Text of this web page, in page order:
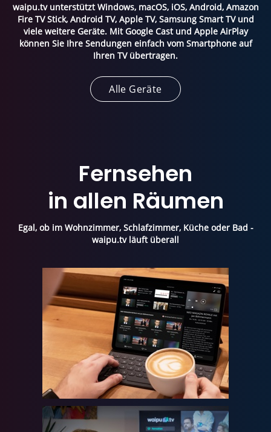
waipu.tv unterstützt Windows, macOS, iOS, Android, Amazon
Fire TV Stick, Android TV, Apple TV, Samsung Smart TV und
viele weitere Geräte. Mit Google Cast und Apple AirPlay
können Sie Ihre Sendungen einfach vom Smartphone auf
Ihren TV übertragen.
Alle Geräte
Fernsehen
in allen Räumen
Egal, ob im Wohnzimmer, Schlafzimmer, Küche oder Bad -
waipu.tv läuft überall